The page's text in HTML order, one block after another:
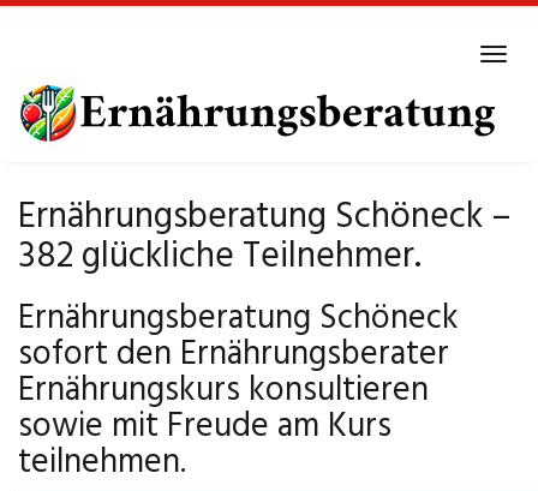
main
content
Ernährungsberatung Schöneck –
382 glückliche Teilnehmer.
Ernährungsberatung Schöneck
sofort den Ernährungsberater
Ernährungskurs konsultieren
sowie mit Freude am Kurs
teilnehmen.